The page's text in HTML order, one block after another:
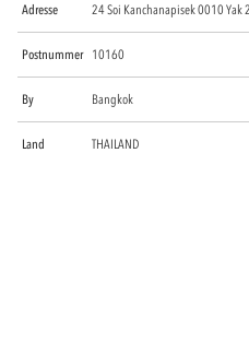
Adresse 24 Soi Kanchanapisek 0010 Yak
Postnummer 10160
By Bangkok
Land THAILAND